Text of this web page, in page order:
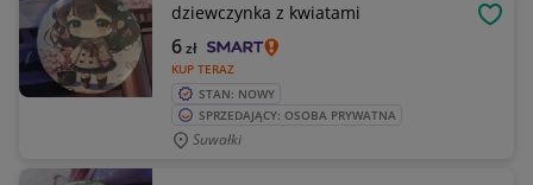
dziewczynka z kwiatami
KUP TERAZ
6zł
STAN: NOWY
SPRZEDAJĄCY: OSOBA PRYWATNA
Suwałki